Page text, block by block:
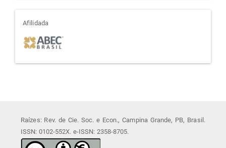
afiliada
Afilidada
Raízes: Rev. de Cie. Soc. e Econ., Campina Grande, PB, Brasil.
ISSN: 0102-552X. e-ISSN: 2358-8705.